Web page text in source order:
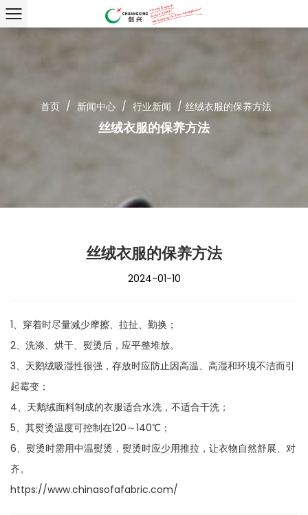
首页 / 新闻中心 / 行业新闻 / 丝绒衣服的保养方法
丝绒衣服的保养方法
丝绒衣服的保养方法
2024-01-10
1、穿着时尽量减少摩擦、拉扯、勤换；
2、洗涤、烘干、熨烫后，应平整堆放。
3、天鹅绒吸湿性很强，存放时应防止因高温、高湿和环境不洁而引
起霉变；
4、天鹅绒面料制成的衣服适合水洗，不适合干洗；
5、其熨烫温度可控制在120～140℃；
6、熨烫时需用中温熨烫，熨烫时应少用推拉，让衣物自然舒展、对
齐。
https://www.chinasofafabric.com/